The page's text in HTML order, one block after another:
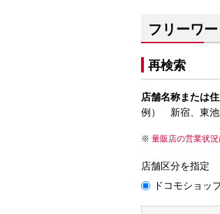
フリーワ
再検索
店舗名称または
例） 新宿、東池
量販店の営業状況
店舗区分を指定
ドコモショッ